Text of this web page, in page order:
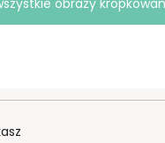
obrazy